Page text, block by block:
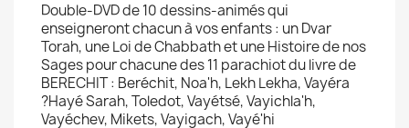
Double-DVD de 10 dessins-animés qui
enseigneront chacun à vos enfants : un Dvar
Torah, une Loi de Chabbath et une Histoire de nos
Sages pour chacune des 11 parachiot du livre de
BERECHIT : Beréchit, Noa'h, Lekh Lekha, Vayéra
?Hayé Sarah, Toledot, Vayétsé, Vayichla'h,
Vayéchev, Mikets, Vayigach, Vayé'hi